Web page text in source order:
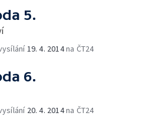
5.
19. 4. 2014na ČT24
6.
20. 4. 2014na ČT24